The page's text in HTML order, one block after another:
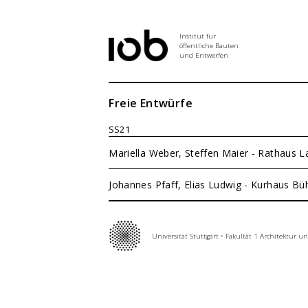
Institut für
öffentliche Bauten
und Entwerfen
Institut
Entwurf
Seminar
Freie Entwürfe
SS21
Mariella Weber, Steffen Maier - Rathaus
Johannes Pfaff, Elias Ludwig - Kurhaus
Universität Stuttgart • Fakultät 1 Architektur